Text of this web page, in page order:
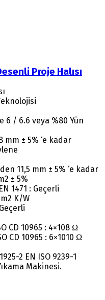
Proje Halısı
6 / 6.6 veya %80 Yün
mm ± 5% ‘e kadar
11,5 mm ± 5% ‘e kadar
± 5%
1471 : Geçerli
K/W
CD 10965 : 4×108 Ω
CD 10965 : 6×1010 Ω
2 EN ISO 9239-1
Makinesi.